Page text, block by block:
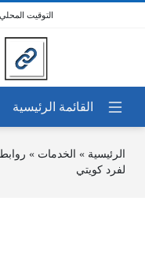
الرئيسية » الخدمات »
لفرد كويتي